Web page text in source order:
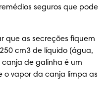
seguros que pode
que as secreções fiquem
cm3 de líquido (água,
de galinha é um
o vapor da canja limpa as